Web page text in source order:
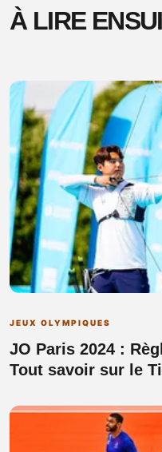
À LIRE
JEUX OLYMPIQUES
JO Paris 2024 :
Tout savoir sur le